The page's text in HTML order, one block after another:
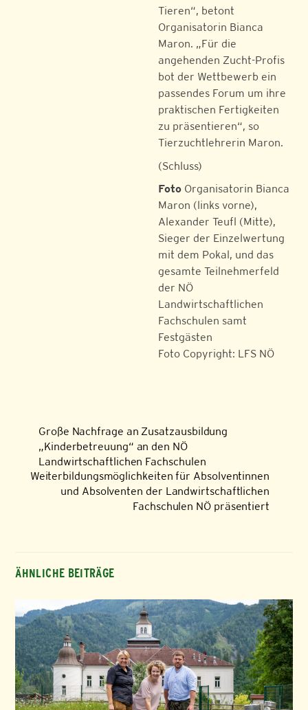
Tieren“, betont
Organisatorin Bianca
Maron. „Für die
angehenden Zucht-Profis
bot der Wettbewerb ein
passendes Forum um ihre
praktischen Fertigkeiten
zu präsentieren“, so
Tierzuchtlehrerin Maron.
(Schluss)
Foto Organisatorin Bianca
Maron (links vorne),
Alexander Teufl (Mitte),
Sieger der Einzelwertung
mit dem Pokal, und das
gesamte Teilnehmerfeld
der NÖ
Landwirtschaftlichen
Fachschulen samt
Festgästen
Foto Copyright: LFS NÖ
Große Nachfrage an Zusatzausbildung
„Kinderbetreuung“ an den NÖ
Landwirtschaftlichen Fachschulen
Weiterbildungsmöglichkeiten für Absolventinnen
und Absolventen der Landwirtschaftlichen
Fachschulen NÖ präsentiert
ÄHNLICHE BEITRÄGE